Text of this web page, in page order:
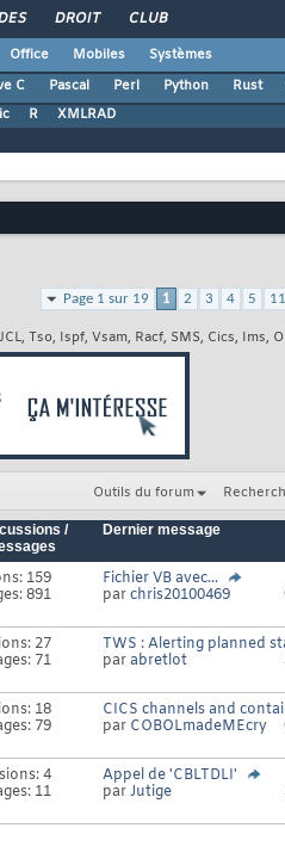
DROIT CLUB
Office Mobiles
Systèmes
C Pascal Perl Python Rust
R XMLRAD
Page 1 sur 19 1 2 3 4 5 11
Tso, Ispf, Vsam, Racf, SMS, Cics, Ims,
Outils du forum
/
Dernier message
159
891
Fichier VB avec...
parchris20100469
27
71
TWS : Alerting planned
parabretlot
18
79
CICS channels and
par COBOLmadeMEcry
4
11
Appel de 'CBLTDLI'
parJutige